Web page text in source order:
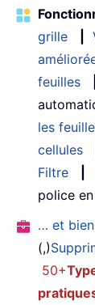
grille
feuilles
les
cellules
Filtre
police
… et
(,)
50+